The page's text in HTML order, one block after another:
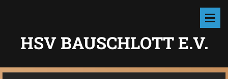
HSV BAUSCHLOTT E.V.